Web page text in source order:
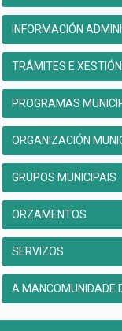
INFORMACIÓN
TRÁMITES E
PROGRAMAS
ORGANIZACIÓN
GRUPOS MUNICIPAIS
ORZAMENTOS
SERVIZOS
A MANCOMUNIDADE